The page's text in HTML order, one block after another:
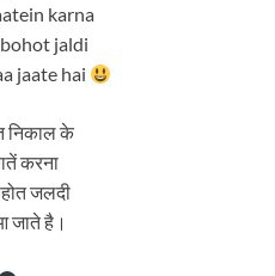
karna
jaldi
jaate hai
निकाल के
करना
जलदी
जाते है।